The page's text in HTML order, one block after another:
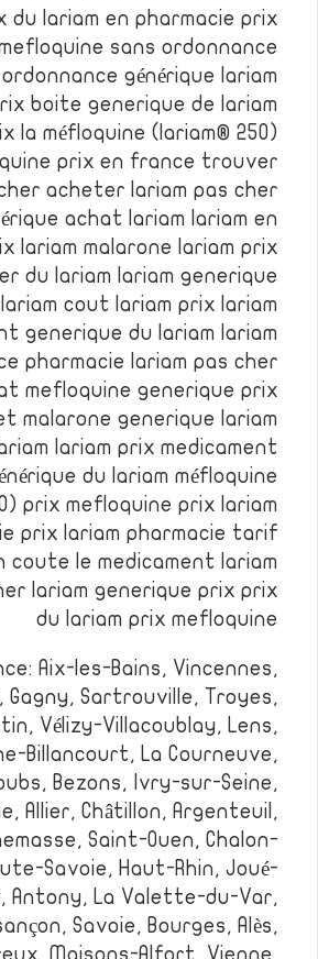
du lariam en pharmacie prix
sans ordonnance
générique lariam
boite generique de lariam
la méfloquine (lariam® 250)
prix en france trouver
acheter lariam pas cher
achat lariam lariam en
lariam malarone lariam prix
du lariam lariam generique
cout lariam prix lariam
generique du lariam lariam
pharmacie lariam pas cher
mefloquine generique prix
malarone generique lariam
lariam prix medicament
du lariam méfloquine
prix mefloquine prix lariam
prix lariam pharmacie tarif
coute le medicament lariam
lariam generique prix prix
du lariam prix mefloquine
Aix-les-Bains, Vincennes,
Gagny, Sartrouville, Troyes,
Vélizy-Villacoublay, Lens,
Billancourt, La Courneuve,
Bezons, Ivry-sur-Seine,
Allier, Châtillon, Argenteuil,
Saint-Ouen, Chalon-
Savoie, Haut-Rhin, Joué-
Antony, La Valette-du-Var,
Savoie, Bourges, Alès,
Maisons-Alfort, Vienne,